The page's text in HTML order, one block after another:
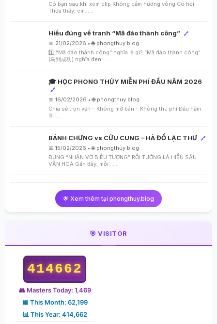
Có bạn sau khi xem clip Không cắm hương vòng Có hỏi:
Thưa thầy, em…...
Hiểu đúng về tranh “Mã đáo thành công” 🔗
📅 21/02/2026 • 🌐 phongthuy.blog
1️⃣ “Mã đáo thành công” nghĩa là gì? “Mã đáo thành công”
(马到成功) nghĩa đen…...
🎓 HỌC PHONG THỦY MIỄN PHÍ ĐẦU NĂM 2026
🔗
📅 16/02/2026 • 🌐 phongthuy.blog
Chia sẻ trọn vẹn – Không mở bán – Không thu phí Đầu năm
là…...
BÁNH CHƯNG vs CỬU CUNG – HÀ ĐỒ LẠC THƯ 🔗
📅 15/02/2026 • 🌐 phongthuy.blog
ĐỪNG “NHẬN VƠ BIỂU TƯỢNG” RỒI TƯỞNG LÀ HIỂU SÂU
VĂN HOÁ Gần đây, mỗi…...
🌟 Xem thêm tại phongthuy.blog
🎯 VISITOR
414662
👥 Masters Today: 1,469
📅 This Month: 62,199
📊 This Year: 414,662